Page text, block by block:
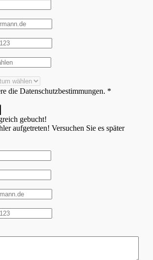
die Datenschutzbestimmungen. *
gebucht!